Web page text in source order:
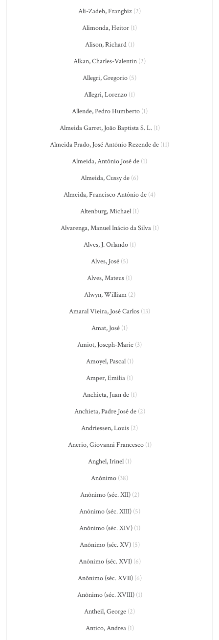
Ali-Zadeh, Franghiz (2)
Alimonda, Heitor (1)
Alison, Richard(1)
Alkan, Charles-Valentin (2)
Allegri, Gregorio (5)
Allegri, Lorenzo (1)
Allende, Pedro Humberto(1)
Almeida Garret, João Baptista S. L.(1)
Almeida Prado, José Antônio Rezende de (11)
Almeida, Antônio José de (1)
Almeida, Cussy de (6)
Almeida, Francisco António de (4)
Altenburg, Michael (1)
Alvarenga, Manuel Inácio da Silva(1)
Alves, J. Orlando(1)
Alves, José (5)
Alves, Mateus (1)
Alwyn, William(2)
Amaral Vieira, José Carlos (13)
Amat, José (1)
Amiot, Joseph-Marie (3)
Amoyel, Pascal(1)
Amper, Emilia (1)
Anchieta, Juan de(1)
Anchieta, Padre José de(2)
Andriessen, Louis (2)
Anerio, Giovanni Francesco(1)
Anghel, Irinel(1)
Anônimo (38)
Anônimo (séc. XII)(2)
Anônimo (séc. XIII)(5)
Anônimo (séc. XIV)(1)
Anônimo (séc. XV)(5)
Anônimo (séc. XVI)(6)
Anônimo (séc. XVII)(6)
Anônimo (séc. XVIII)(1)
Antheil, George (2)
Antico, Andrea(1)